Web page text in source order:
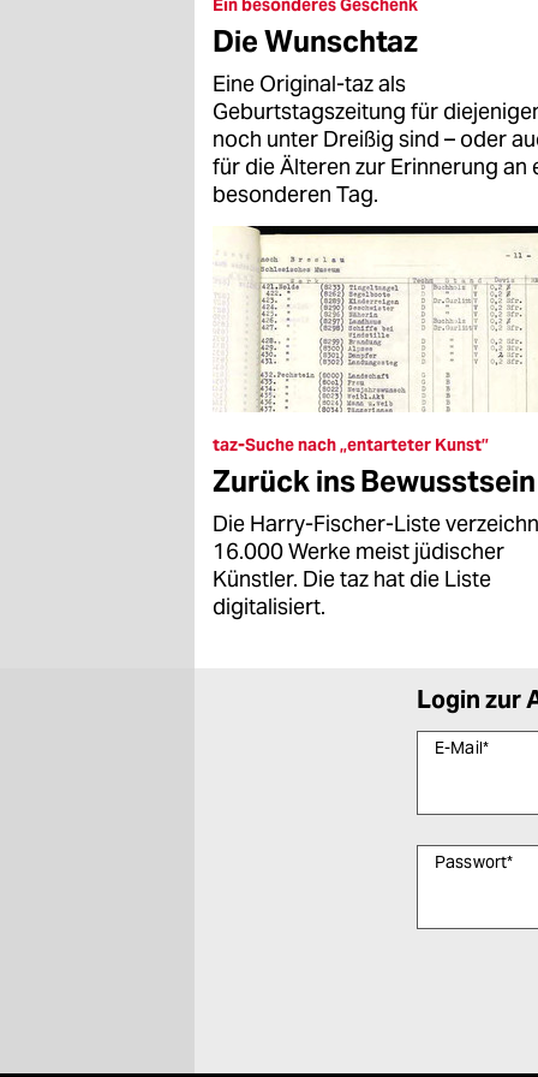
epaper login
Ein besonderes Geschenk
Die Wunschtaz
Eine Original-taz als
Geburtstagszeitung für
noch unter Dreißig sind – oder
für die Älteren zur Erinnerung an
besonderen Tag.
taz-Suche nach „entarteter Kunst”
Zurück ins Bewusstsein
Die Harry-Fischer-Liste
16.000 Werke meist jüdischer
Künstler. Die taz hat die Liste
digitalisiert.
Login zur
E-Mail*
Passwort*